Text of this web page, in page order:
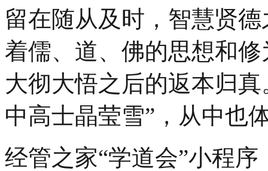
留在随从及时，智慧贤
着儒、道、佛的思想和
大彻大悟之后的返本归
中高士晶莹雪”，从中也
经管之家“学道会”小程序